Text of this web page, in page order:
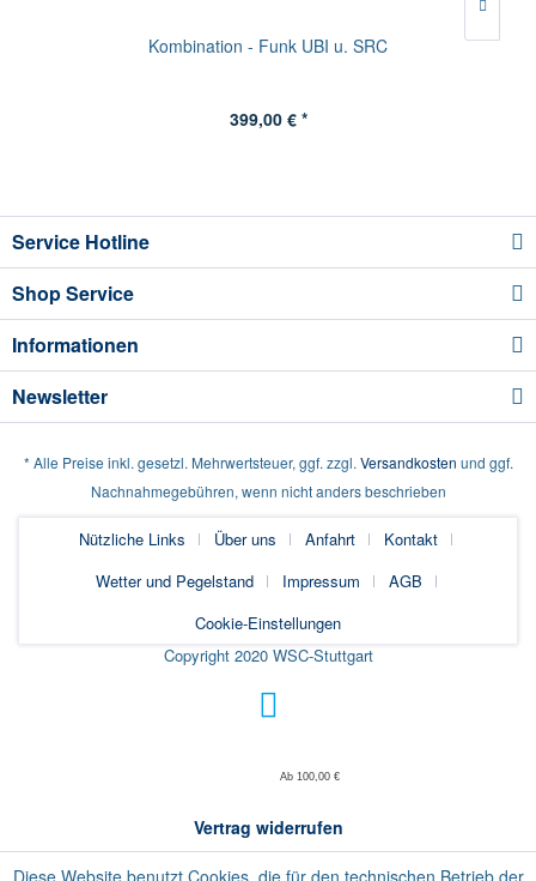
Kombination - Funk UBI u. SRC
399,00 € *
Service Hotline
Shop Service
Informationen
Newsletter
* Alle Preise inkl. gesetzl. Mehrwertsteuer, ggf. zzgl.Versandkosten und ggf.
Nachnahmegebühren, wenn nicht anders beschrieben
Nützliche Links Über uns Anfahrt
Kontakt
Wetter und Pegelstand
Impressum
AGB
Cookie-Einstellungen
Copyright 2020 WSC-Stuttgart
Ab 100,00 €
Vertrag widerrufen
Diese Website benutzt Cookies, die für den technischen Betrieb der